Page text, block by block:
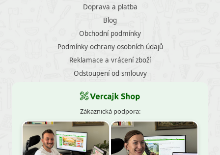
Doprava a platba
Blog
Obchodní podmínky
Podmínky ochrany osobních údajů
Reklamace a vrácení zboží
Odstoupení od smlouvy
Zákaznická podpora: